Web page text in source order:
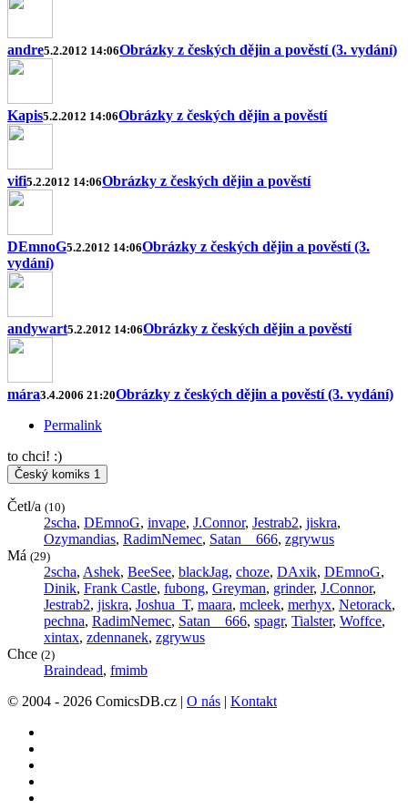
andre5.2.2012 14:06Obrázky z českých dějin a pověstí (3. vydání)
Kapis5.2.2012 14:06Obrázky z českých dějin a pověstí
vifi5.2.2012 14:06Obrázky z českých dějin a pověstí
DEmnoG5.2.2012 14:06Obrázky z českých dějin a pověstí (3.
vydání)
andywart5.2.2012 14:06Obrázky z českých dějin a pověstí
mára3.4.2006 21:20Obrázky z českých dějin a pověstí (3. vydání)
Permalink
to chci! :)
Český komiks 1
Četl/a (10)
2scha, DEmnoG, invape, J.Connor, Jestrab2, jiskra,
Ozymandias, RadimNemec, Satan__666, zgrywus
Má (29)
2scha, Ashek, BeeSee, blackJag, choze, DAxik, DEmnoG,
Dinik, Frank Castle, fubong, Greyman, grinder, J.Connor,
Jestrab2, jiskra, Joshua_T, maara, mcleek, merhyx, Netorack,
pechna, RadimNemec, Satan__666, spagr, Tialster, Woffce,
xintax, zdennanek, zgrywus
Chce (2)
Braindead, fmimb
© 2004 - 2026 ComicsDB.cz | O nás | Kontakt